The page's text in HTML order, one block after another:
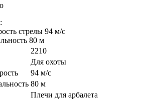
стрелы 94 м/c
80 м
2210
Для охоты
94 м/с
80 м
Плечи для арбалета